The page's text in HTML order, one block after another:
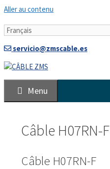
Aller au contenu
servicio@zmscable.es
Menu
Câble H07RN-F
Câble H07RN-F